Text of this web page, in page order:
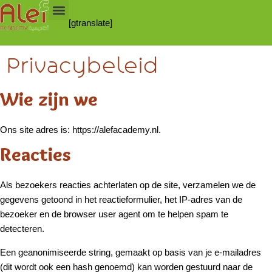
[gtranslate]
Privacybeleid
Wie zijn we
Ons site adres is: https://alefacademy.nl.
Reacties
Als bezoekers reacties achterlaten op de site, verzamelen we de
gegevens getoond in het reactieformulier, het IP-adres van de
bezoeker en de browser user agent om te helpen spam te
detecteren.
Een geanonimiseerde string, gemaakt op basis van je e-mailadres
(dit wordt ook een hash genoemd) kan worden gestuurd naar de